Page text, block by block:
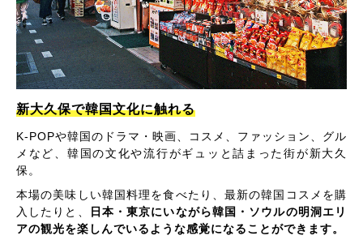
新大久保で韓国文化に触れる
K-POPや韓国のドラマ・映画、コスメ、ファッション、グル
メなど、韓国の文化や流行がギュッと詰まった街が新大久
保。
本場の美味しい韓国料理を食べたり、最新の韓国コスメを購
入したりと、
日本・東京にいながら韓国・ソウルの明洞エリ
アの観光を楽しんでいるような感覚になることができます。